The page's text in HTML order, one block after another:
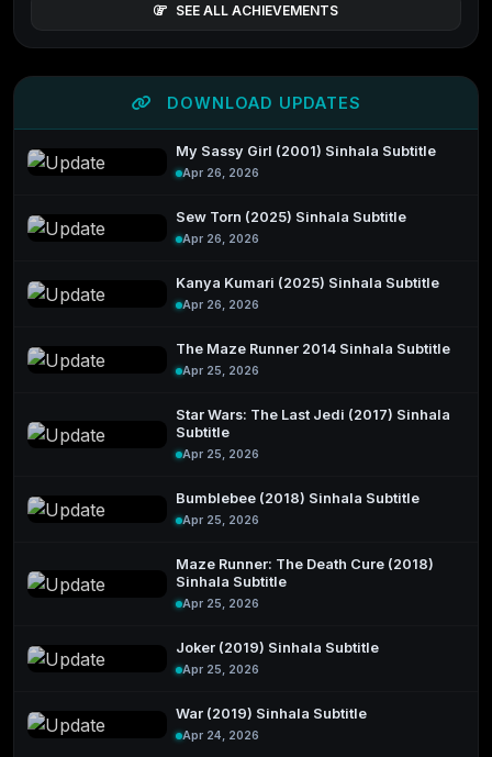
SEE ALL ACHIEVEMENTS
DOWNLOAD UPDATES
My Sassy Girl (2001) Sinhala Subtitle
Apr 26, 2026
Sew Torn (2025) Sinhala Subtitle
Apr 26, 2026
Kanya Kumari (2025) Sinhala Subtitle
Apr 26, 2026
The Maze Runner 2014 Sinhala Subtitle
Apr 25, 2026
Star Wars: The Last Jedi (2017) Sinhala
Subtitle
Apr 25, 2026
Bumblebee (2018) Sinhala Subtitle
Apr 25, 2026
Maze Runner: The Death Cure (2018)
Sinhala Subtitle
Apr 25, 2026
Joker (2019) Sinhala Subtitle
Apr 25, 2026
War (2019) Sinhala Subtitle
Apr 24, 2026